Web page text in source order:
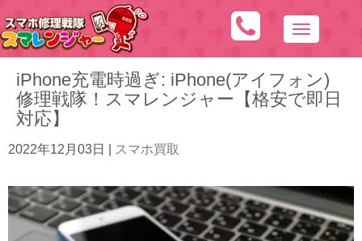
N
a
v
i
i
o
n
iPhone充電時過ぎ: iPhone(アイフォン)
修理戦隊！スマレンジャー【格安で即日
対応】
2022年12月03日 スマホ買取